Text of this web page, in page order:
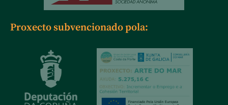
Proxecto subvencionado pola: